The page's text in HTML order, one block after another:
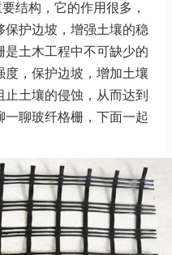
结构，它的作用很多，
护边坡，增强土壤的稳
是土木工程中不可缺少的
，保护边坡，增加土壤
土壤的侵蚀，从而达到
聊玻纤格栅，下面一起